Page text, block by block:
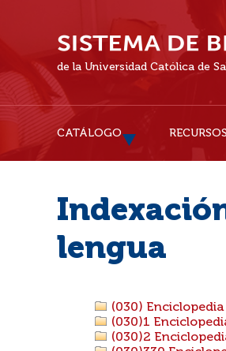
de la Universidad Católica de
CATÁLOGO
lengua
(030)
(030)1
(030)2